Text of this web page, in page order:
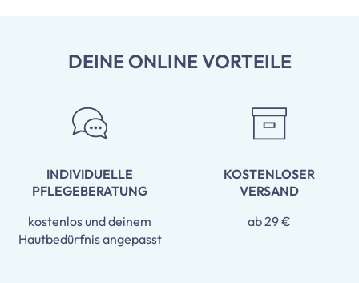
DEINE ONLINE VORTEILE
INDIVIDUELLE
PFLEGEBERATUNG
kostenlos und deinem
Hautbedürfnis angepasst
KOSTENLOSER
VERSAND
ab 29 €